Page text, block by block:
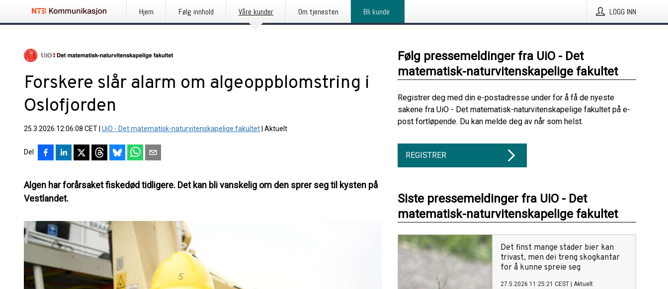
Hjem Følg innhold Våre kunder Om tjenesten Bli kunde LOGG INN
Forskere slår alarm om algeoppblomstring i
Oslofjorden
25.3.2026 12:06:08 CET UiO - Det matematisk-naturvitenskapelige fakultet Aktuelt
Del
Algen har forårsaket fiskedød tidligere. Det kan bli vanskelig om den sprer seg til kysten på
Vestlandet.
Følg pressemeldinger fra UiO - Det
matematisk-naturvitenskapelige fakultet
Registrer deg med din e-postadresse under for å få de nyeste
sakene fra UiO - Det matematisk-naturvitenskapelige fakultet på e-
post fortløpende. Du kan melde deg av når som helst.
REGISTRER
Siste pressemeldinger fra UiO - Det
matematisk-naturvitenskapelige fakultet
Det finst mange stader bier kan
trivast, men dei treng skogkantar
for å kunne spreie seg
27.5.2026 11:25:21 CEST Aktuelt